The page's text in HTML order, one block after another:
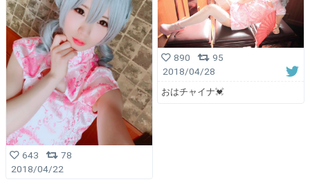
643
78
2018/04/22
890
95
2018/04/28
おはチャイナ💓